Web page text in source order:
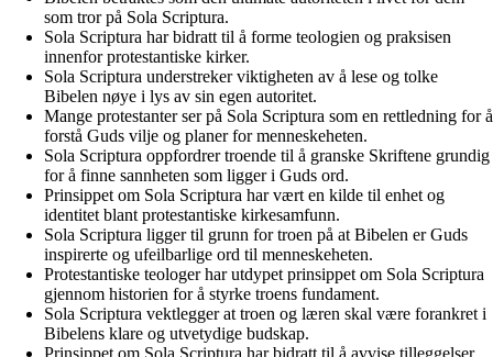
som tror på Sola Scriptura.
Sola Scriptura har bidratt til å forme teologien og praksisen
innenfor protestantiske kirker.
Sola Scriptura understreker viktigheten av å lese og tolke
Bibelen nøye i lys av sin egen autoritet.
Mange protestanter ser på Sola Scriptura som en rettledning for å
forstå Guds vilje og planer for menneskeheten.
Sola Scriptura oppfordrer troende til å granske Skriftene grundig
for å finne sannheten som ligger i Guds ord.
Prinsippet om Sola Scriptura har vært en kilde til enhet og
identitet blant protestantiske kirkesamfunn.
Sola Scriptura ligger til grunn for troen på at Bibelen er Guds
inspirerte og ufeilbarlige ord til menneskeheten.
Protestantiske teologer har utdypet prinsippet om Sola Scriptura
gjennom historien for å styrke troens fundament.
Sola Scriptura vektlegger at troen og læren skal være forankret i
Bibelens klare og utvetydige budskap.
Prinsippet om Sola Scriptura har bidratt til å avvise tilleggelser